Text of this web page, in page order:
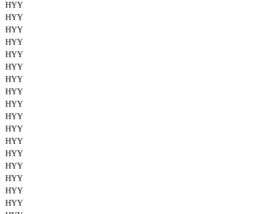
HYY
HYY
HYY
HYY
HYY
HYY
HYY
HYY
HYY
HYY
HYY
HYY
HYY
HYY
HYY
HYY
HYY